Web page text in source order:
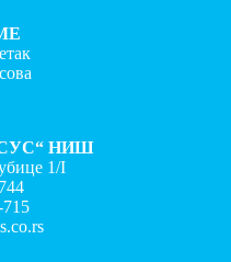
НИШ
1/I